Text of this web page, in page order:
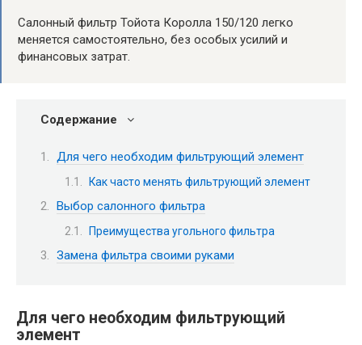
Салонный фильтр Тойота Королла 150/120 легко
меняется самостоятельно, без особых усилий и
финансовых затрат.
Содержание
Для чего необходим фильтрующий элемент
Как часто менять фильтрующий элемент
Выбор салонного фильтра
Преимущества угольного фильтра
Замена фильтра своими руками
Для чего необходим фильтрующий
элемент